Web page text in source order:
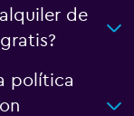
de
política